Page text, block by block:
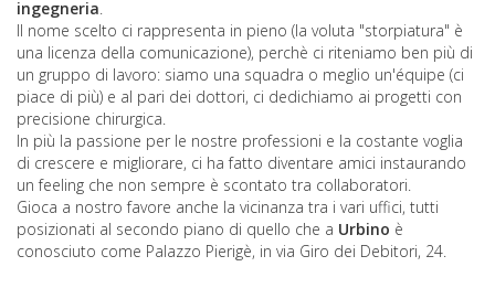
ingegneria.
Il nome scelto ci rappresenta in pieno (la voluta "storpiatura" è
una licenza della comunicazione), perchè ci riteniamo ben più di
un gruppo di lavoro: siamo una squadra o meglio un'équipe (ci
piace di più) e al pari dei dottori, ci dedichiamo ai progetti con
precisione chirurgica.
In più la passione per le nostre professioni e la costante voglia
di crescere e migliorare, ci ha fatto diventare amici instaurando
un feeling che non sempre è scontato tra collaboratori.
Gioca a nostro favore anche la vicinanza tra i vari uffici, tutti
posizionati al secondo piano di quello che a Urbino è
conosciuto come Palazzo Pierigè, in via Giro dei Debitori, 24.